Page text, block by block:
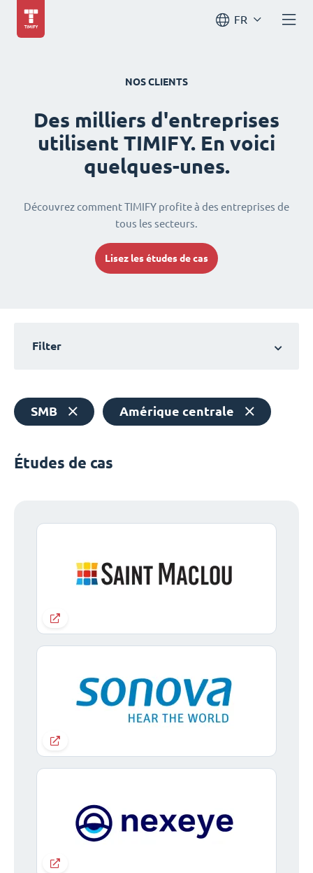
FR
NOS CLIENTS
Des milliers d'entreprises
utilisent TIMIFY. En voici
quelques-unes.
Découvrez comment TIMIFY profite à des entreprises de
tous les secteurs.
Lisez les études de cas
Filter
SMB Amérique centrale
Études de cas